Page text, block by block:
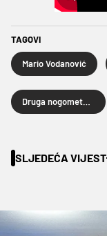
TAGOVI
Mario Vodanović
SLJEDEĆA VIJEST